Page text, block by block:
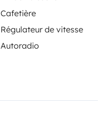
Cafetière
Régulateur de vitesse
Autoradio